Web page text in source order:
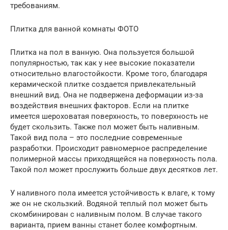
требованиям.
Плитка для ванной комнаты ФОТО
Плитка на пол в ванную. Она пользуется большой
популярностью, так как у нее высокие показатели
относительно влагостойкости. Кроме того, благодаря
керамической плитке создается привлекательный
внешний вид. Она не подвержена деформации из-за
воздействия внешних факторов. Если на плитке
имеется шероховатая поверхность, то поверхность не
будет скользить. Также пол может быть наливным.
Такой вид пола – это последние современные
разработки. Происходит равномерное распределение
полимерной массы приходящейся на поверхность пола.
Такой пол может прослужить больше двух десятков лет.
У наливного пола имеется устойчивость к влаге, к тому
же он не скользкий. Водяной теплый пол может быть
скомбинирован с наливным полом. В случае такого
варианта, прием ванны станет более комфортным.